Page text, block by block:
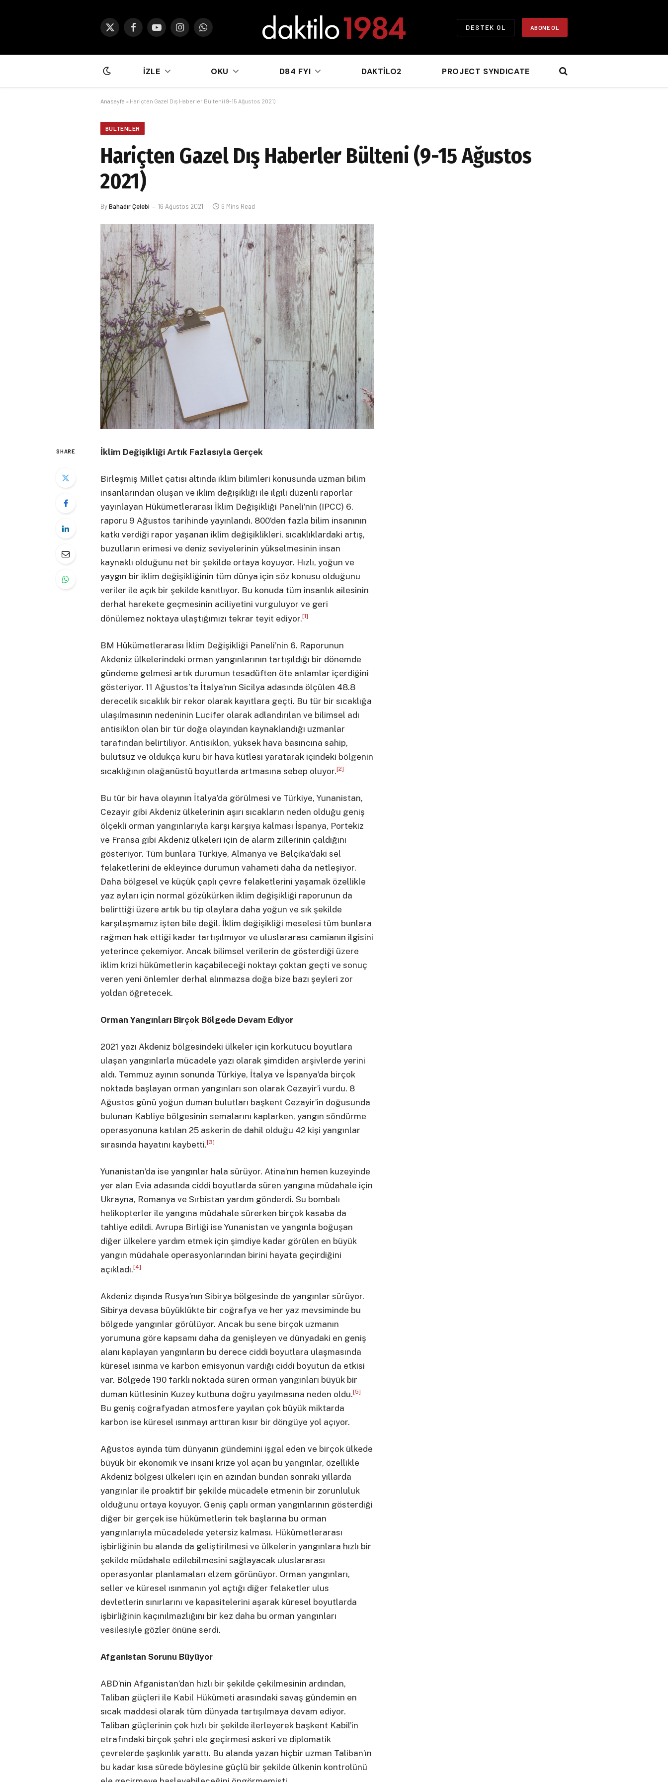
X
FacebookYouTubeInstagramWhatsApp
DESTEK OL ABONE OL
İZLE OKU D84 FYI DAKTILO2 PROJECT SYNDICATE
Anasayfa » Hariçten Gazel Dış Haberler Bülteni (9-15 Ağustos 2021)
BÜLTENLER
Hariçten Gazel Dış Haberler Bülteni (9-15 Ağustos
2021)
ByBahadır Çelebi 16 Ağustos 2021 6 Mins Read
SHARE İklim Değişikliği Artık Fazlasıyla Gerçek
Birleşmiş Millet çatısı altında iklim bilimleri konusunda uzman bilim
insanlarından oluşan ve iklim değişikliği ile ilgili düzenli raporlar
yayınlayan Hükümetlerarası İklim Değişikliği Paneli’nin (IPCC) 6.
raporu 9 Ağustos tarihinde yayınlandı. 800’den fazla bilim insanının
katkı verdiği rapor yaşanan iklim değişiklikleri, sıcaklıklardaki artış,
buzulların erimesi ve deniz seviyelerinin yükselmesinin insan
kaynaklı olduğunu net bir şekilde ortaya koyuyor. Hızlı, yoğun ve
yaygın bir iklim değişikliğinin tüm dünya için söz konusu olduğunu
veriler ile açık bir şekilde kanıtlıyor. Bu konuda tüm insanlık ailesinin
derhal harekete geçmesinin aciliyetini vurguluyor ve geri
dönülemez noktaya ulaştığımızı tekrar teyit ediyor.[1]
BM Hükümetlerarası İklim Değişikliği Paneli’nin 6. Raporunun
Akdeniz ülkelerindeki orman yangınlarının tartışıldığı bir dönemde
gündeme gelmesi artık durumun tesadüften öte anlamlar içerdiğini
gösteriyor. 11 Ağustos’ta İtalya’nın Sicilya adasında ölçülen 48.8
derecelik sıcaklık bir rekor olarak kayıtlara geçti. Bu tür bir sıcaklığa
ulaşılmasının nedeninin Lucifer olarak adlandırılan ve bilimsel adı
antisiklon olan bir tür doğa olayından kaynaklandığı uzmanlar
tarafından belirtiliyor. Antisiklon, yüksek hava basıncına sahip,
bulutsuz ve oldukça kuru bir hava kütlesi yaratarak içindeki bölgenin
sıcaklığının olağanüstü boyutlarda artmasına sebep oluyor.[2]
Bu tür bir hava olayının İtalya’da görülmesi ve Türkiye, Yunanistan,
Cezayir gibi Akdeniz ülkelerinin aşırı sıcakların neden olduğu geniş
ölçekli orman yangınlarıyla karşı karşıya kalması İspanya, Portekiz
ve Fransa gibi Akdeniz ülkeleri için de alarm zillerinin çaldığını
gösteriyor. Tüm bunlara Türkiye, Almanya ve Belçika’daki sel
felaketlerini de ekleyince durumun vahameti daha da netleşiyor.
Daha bölgesel ve küçük çaplı çevre felaketlerini yaşamak özellikle
yaz ayları için normal gözükürken iklim değişikliği raporunun da
belirttiği üzere artık bu tip olaylara daha yoğun ve sık şekilde
karşılaşmamız işten bile değil. İklim değişikliği meselesi tüm bunlara
rağmen hak ettiği kadar tartışılmıyor ve uluslararası camianın ilgisini
yeterince çekemiyor. Ancak bilimsel verilerin de gösterdiği üzere
iklim krizi hükümetlerin kaçabileceği noktayı çoktan geçti ve sonuç
veren yeni önlemler derhal alınmazsa doğa bize bazı şeyleri zor
yoldan öğretecek.
Orman Yangınları Birçok Bölgede Devam Ediyor
2021 yazı Akdeniz bölgesindeki ülkeler için korkutucu boyutlara
ulaşan yangınlarla mücadele yazı olarak şimdiden arşivlerde yerini
aldı. Temmuz ayının sonunda Türkiye, İtalya ve İspanya’da birçok
noktada başlayan orman yangınları son olarak Cezayir’i vurdu. 8
Ağustos günü yoğun duman bulutları başkent Cezayir’in doğusunda
bulunan Kabliye bölgesinin semalarını kaplarken, yangın söndürme
operasyonuna katılan 25 askerin de dahil olduğu 42 kişi yangınlar
sırasında hayatını kaybetti.[3]
Yunanistan’da ise yangınlar hala sürüyor. Atina’nın hemen kuzeyinde
yer alan Evia adasında ciddi boyutlarda süren yangına müdahale için
Ukrayna, Romanya ve Sırbistan yardım gönderdi. Su bombalı
helikopterler ile yangına müdahale sürerken birçok kasaba da
tahliye edildi. Avrupa Birliği ise Yunanistan ve yangınla boğuşan
diğer ülkelere yardım etmek için şimdiye kadar görülen en büyük
yangın müdahale operasyonlarından birini hayata geçirdiğini
açıkladı.[4]
Akdeniz dışında Rusya’nın Sibirya bölgesinde de yangınlar sürüyor.
Sibirya devasa büyüklükte bir coğrafya ve her yaz mevsiminde bu
bölgede yangınlar görülüyor. Ancak bu sene birçok uzmanın
yorumuna göre kapsamı daha da genişleyen ve dünyadaki en geniş
alanı kaplayan yangınların bu derece ciddi boyutlara ulaşmasında
küresel ısınma ve karbon emisyonun vardığı ciddi boyutun da etkisi
var. Bölgede 190 farklı noktada süren orman yangınları büyük bir
duman kütlesinin Kuzey kutbuna doğru yayılmasına neden oldu.[5]
Bu geniş coğrafyadan atmosfere yayılan çok büyük miktarda
karbon ise küresel ısınmayı arttıran kısır bir döngüye yol açıyor.
Ağustos ayında tüm dünyanın gündemini işgal eden ve birçok ülkede
büyük bir ekonomik ve insani krize yol açan bu yangınlar, özellikle
Akdeniz bölgesi ülkeleri için en azından bundan sonraki yıllarda
yangınlar ile proaktif bir şekilde mücadele etmenin bir zorunluluk
olduğunu ortaya koyuyor. Geniş çaplı orman yangınlarının gösterdiği
diğer bir gerçek ise hükümetlerin tek başlarına bu orman
yangınlarıyla mücadelede yetersiz kalması. Hükümetlerarası
işbirliğinin bu alanda da geliştirilmesi ve ülkelerin yangınlara hızlı bir
şekilde müdahale edilebilmesini sağlayacak uluslararası
operasyonlar planlamaları elzem görünüyor. Orman yangınları,
seller ve küresel ısınmanın yol açtığı diğer felaketler ulus
devletlerin sınırlarını ve kapasitelerini aşarak küresel boyutlarda
işbirliğinin kaçınılmazlığını bir kez daha bu orman yangınları
vesilesiyle gözler önüne serdi.
Afganistan Sorunu Büyüyor
ABD’nin Afganistan’dan hızlı bir şekilde çekilmesinin ardından,
Taliban güçleri ile Kabil Hükümeti arasındaki savaş gündemin en
sıcak maddesi olarak tüm dünyada tartışılmaya devam ediyor.
Taliban güçlerinin çok hızlı bir şekilde ilerleyerek başkent Kabil’in
etrafındaki birçok şehri ele geçirmesi askeri ve diplomatik
çevrelerde şaşkınlık yarattı. Bu alanda yazan hiçbir uzman Taliban’ın
bu kadar kısa sürede böylesine güçlü bir şekilde ülkenin kontrolünü